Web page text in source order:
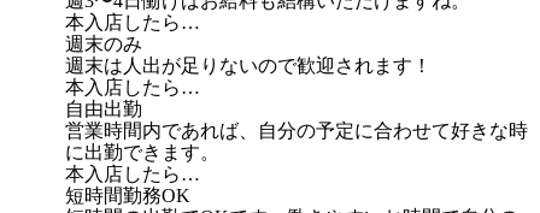
本入店したら…
週末のみ
週末は人出が足りないので歓迎されます！
本入店したら…
自由出勤
営業時間内であれば、自分の予定に合わせて好きな時
に出勤できます。
本入店したら…
短時間勤務OK